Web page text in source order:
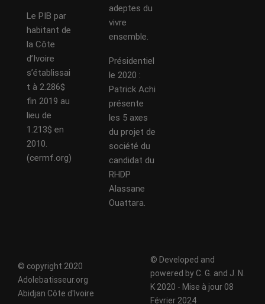
Le PIB par
habitant de
la Côte
d’Ivoire
s’établissai
t à 2.286$
fin 2019 au
lieu de
1.213$ en
2010.
(cermf.org)
adeptes du
vivre
ensemble.
Présidentiel
le 2020 :
Patrick Achi
présente
les 5 axes
du projet de
société du
candidat du
RHDP
Alassane
Ouattara.
© copyright 2020
Adolebatisseur.org
Abidjan Côte d'Ivoire
© Developed and
powered by C. G. and J. N.
K 2020 - Mise à jour 08
Février 2024